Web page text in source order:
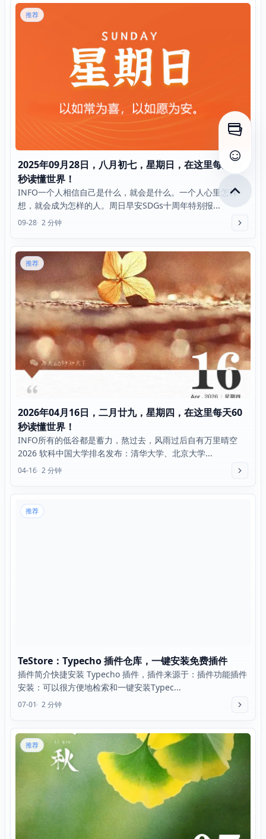
推荐
2025年09月28日，八月初七，星期日，在这里每天60
秒读懂世界！
INFO一个人相信自己是什么，就会是什么。一个人心里怎样
想，就会成为怎样的人。周日早安SDGs十周年特别报...
09-28 2 分钟
推荐
2026年04月16日，二月廿九，星期四，在这里每天60
秒读懂世界！
INFO所有的低谷都是蓄力，熬过去，风雨过后自有万里晴空
2026 软科中国大学排名发布：清华大学、北京大学...
04-16 2 分钟
推荐
TeStore：Typecho 插件仓库，一键安装免费插件
插件简介快捷安装 Typecho 插件，插件来源于：插件功能插件
安装：可以很方便地检索和一键安装Typec...
07-01 2 分钟
推荐
打开侧
查看评